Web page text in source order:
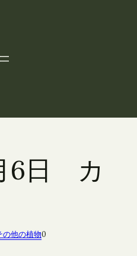
6日 カ
の他の植物0